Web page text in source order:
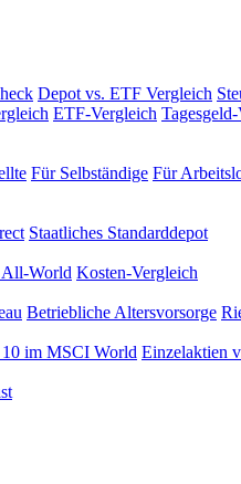
Depot vs. ETF Vergleich
ETF-Vergleich
Für Selbständige Für
Staatliches Standarddepot
World Kosten-Vergleich
Betriebliche Altersvorsorge
im MSCI World Einzelaktien